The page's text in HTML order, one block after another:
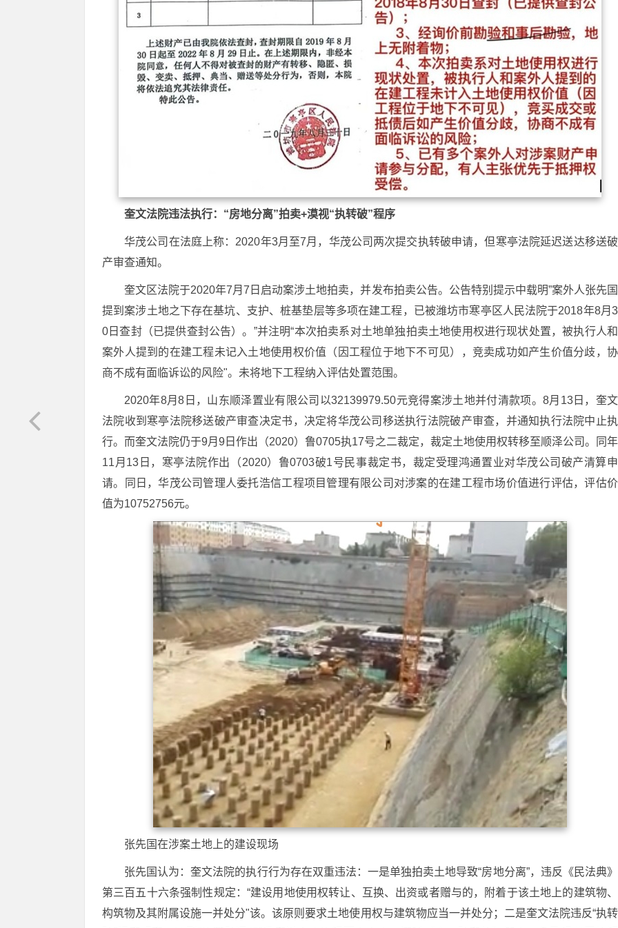
奎文法院违法执行：“房地分离”拍卖+漠视“执转破”程序
华茂公司在法庭上称：2020年3月至7月，华茂公司两次提交执转破申请，但寒亭法院延迟送达移送破
产审查通知。
奎文区法院于2020年7月7日启动案涉土地拍卖，并发布拍卖公告。公告特别提示中载明”案外人张先国
提到案涉土地之下存在基坑、支护、桩基垫层等多项在建工程，已被潍坊市寒亭区人民法院于2018年8月3
0日查封（已提供查封公告）。”并注明“本次拍卖系对土地单独拍卖土地使用权进行现状处置，被执行人和
案外人提到的在建工程未记入土地使用权价值（因工程位于地下不可见），竞卖成功如产生价值分歧，协
商不成有面临诉讼的风险"。未将地下工程纳入评估处置范围。
2020年8月8日，山东顺泽置业有限公司以32139979.50元竞得案涉土地并付清款项。8月13日，奎文
法院收到寒亭法院移送破产审查决定书，决定将华茂公司移送执行法院破产审查，并通知执行法院中止执
行。而奎文法院仍于9月9日作出（2020）鲁0705执17号之二裁定，裁定土地使用权转移至顺泽公司。同年
11月13日，寒亭法院作出（2020）鲁0703破1号民事裁定书，裁定受理鸿通置业对华茂公司破产清算申
请。同日，华茂公司管理人委托浩信工程项目管理有限公司对涉案的在建工程市场价值进行评估，评估价
值为10752756元。
张先国在涉案土地上的建设现场
张先国认为：奎文法院的执行行为存在双重违法：一是单独拍卖土地导致“房地分离”，违反《民法典》
第三百五十六条强制性规定：“建设用地使用权转让、互换、出资或者赠与的，附着于该土地上的建筑物、
构筑物及其附属设施一并处分"该。该原则要求土地使用权与建筑物应当一并处分；二是奎文法院违反“执转